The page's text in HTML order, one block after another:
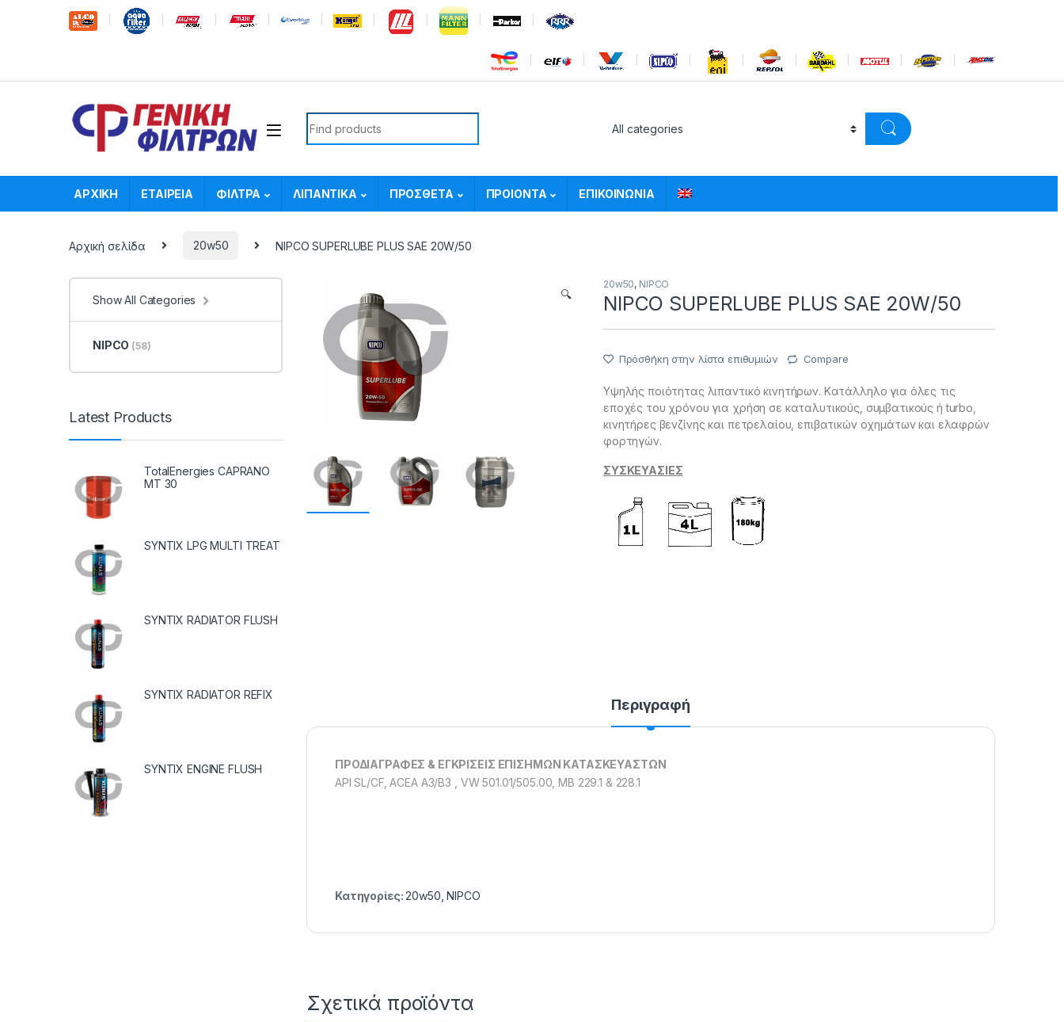
Skip to navigation
Skip to content
Search for:
ΑΡΧΙΚΗ ΕΤΑΙΡΕΙΑ ΦΙΛΤΡΑ ΛΙΠΑΝΤΙΚΑ ΠΡΟΣΘΕΤΑ ΠΡΟΙΟΝΤΑ ΕΠΙΚΟΙΝΩΝΙΑ
Αρχική σελίδα 20w50 NIPCO SUPERLUBE PLUS SAE 20W/50
🔍
20w50, NIPCO
NIPCO SUPERLUBE PLUS SAE 20W/50
Πρόσθήκη στην λίστα επιθυμιών Compare
Υψηλής ποιότητας λιπαντικό κινητήρων. Kατάλληλο για όλες τις
εποχές του χρόνου για χρήση σε καταλυτικούς, συμβατικούς ή turbo,
κινητήρες βενζίνης και πετρελαίου, επιβατικών οχημάτων και ελαφρών
φορτηγών.
ΣΥΣΚΕΥΑΣΙΕΣ
Περιγραφή
ΠΡΟΔΙΑΓΡΑΦΕΣ & ΕΓΚΡΙΣΕΙΣ ΕΠΙΣΗΜΩΝ ΚΑΤΑΣΚΕΥΑΣΤΩΝ
API SL/CF, ACEA A3/B3 , VW 501.01/505.00, MB 229.1 & 228.1
Κατηγορίες:20w50 ,NIPCO
Σχετικά προϊόντα
Show All Categories
NIPCO (58)
Latest Products
TotalEnergies CAPRANO
MT 30
SYNTIX LPG MULTI TREAT
SYNTIX RADIATOR FLUSH
SYNTIX RADIATOR REFIX
SYNTIX ENGINE FLUSH